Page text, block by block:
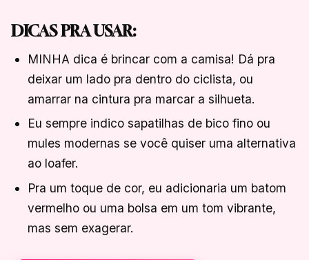
DICAS PRA USAR:
MINHA dica é brincar com a camisa! Dá pra
deixar um lado pra dentro do ciclista, ou
amarrar na cintura pra marcar a silhueta.
Eu sempre indico sapatilhas de bico fino ou
mules modernas se você quiser uma alternativa
ao loafer.
Pra um toque de cor, eu adicionaria um batom
vermelho ou uma bolsa em um tom vibrante,
mas sem exagerar.